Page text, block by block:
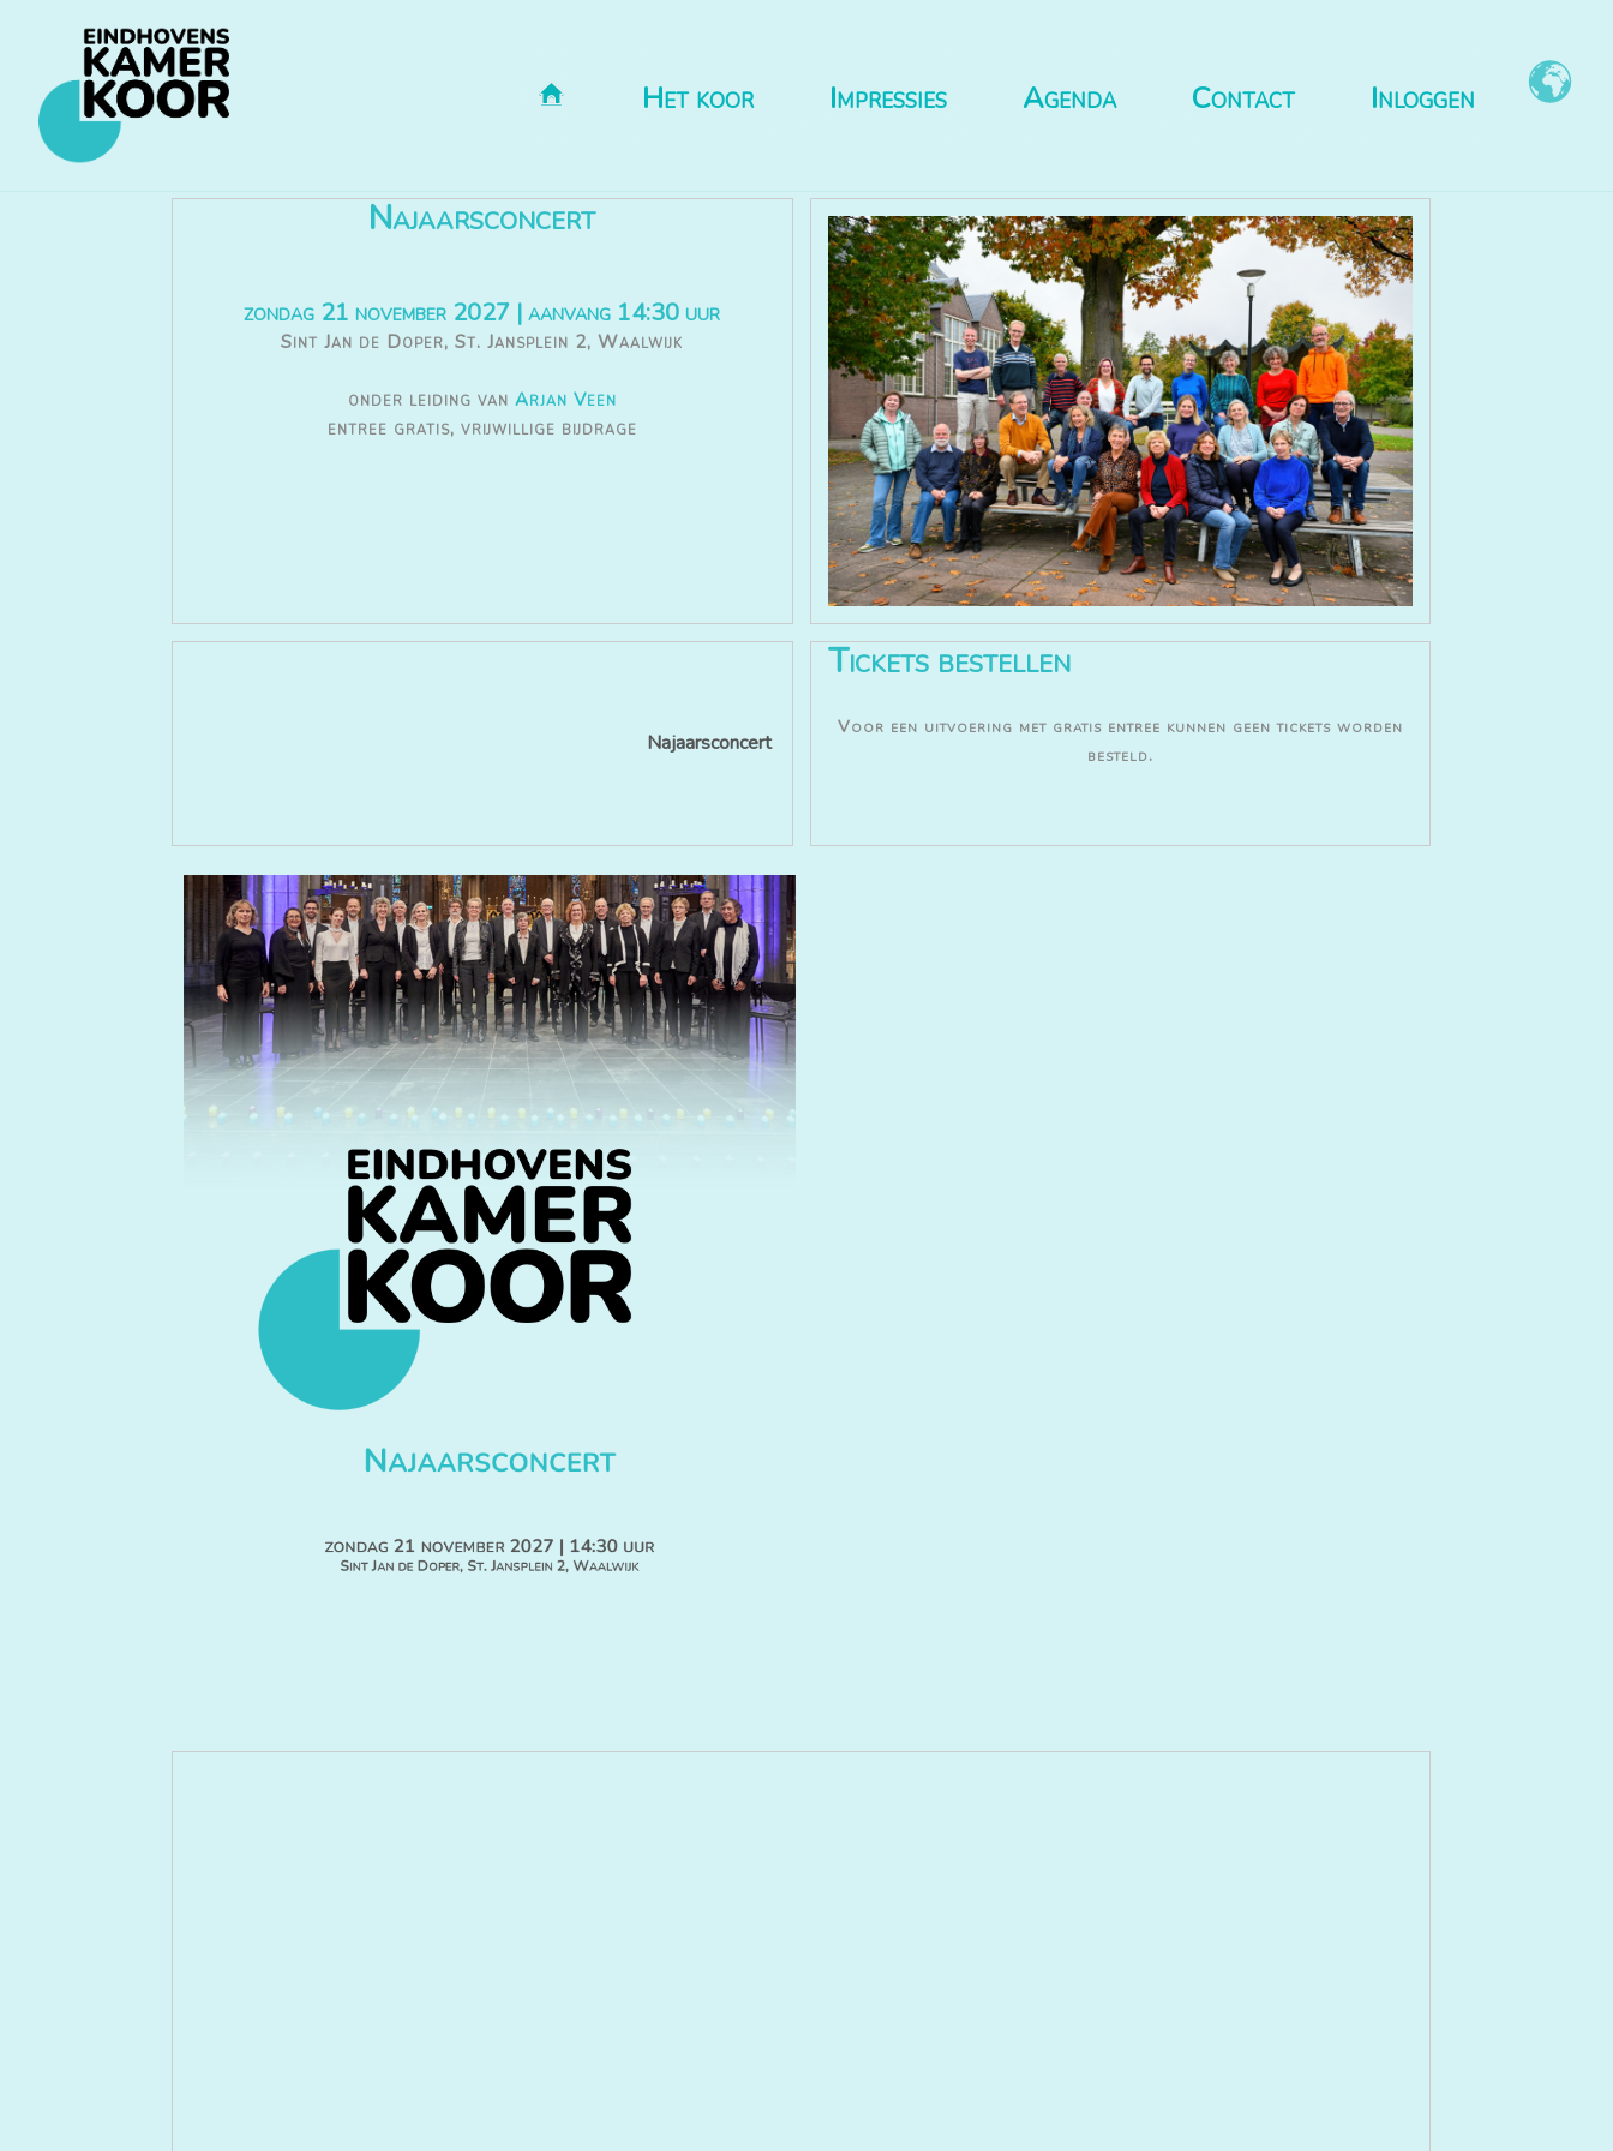
Het koor Impressies Agenda Contact Inloggen
Najaarsconcert
zondag 21 november 2027 | aanvang 14:30 uur
Sint Jan de Doper, St. Jansplein 2, Waalwijk
onder leiding van Arjan Veen
entree gratis, vrijwillige bijdrage
Najaarsconcert
Tickets bestellen
Voor een uitvoering met gratis entree kunnen geen tickets worden
besteld.